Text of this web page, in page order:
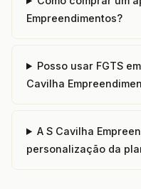
Empreendimentos?
Posso usar FGTS
Cavilha
A S Cavilha
personalização da